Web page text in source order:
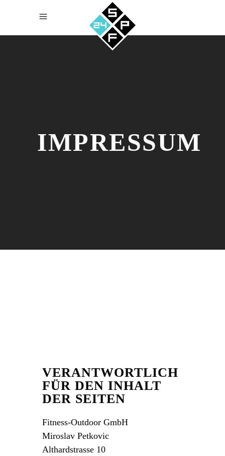
IMPRESSUM
VERANTWORTLICH
FÜR DEN INHALT
DER SEITEN
Fitness-Outdoor GmbH
Miroslav Petkovic
Althardstrasse 10